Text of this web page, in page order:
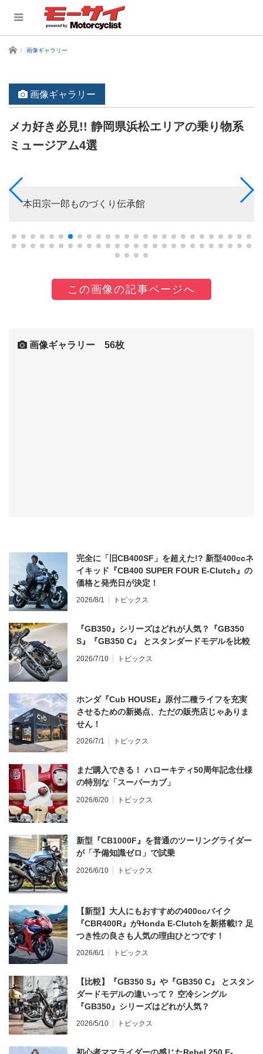
ホーム 画像ギャラリー
画像ギャラリー
メカ好き必見!! 静岡県浜松エリアの乗り物系
ミュージアム4選
本田宗一郎ものづくり伝承館
この画像の記事ページへ
画像ギャラリー 56枚
完全に「旧CB400SF」を超えた!? 新型400ccネ
イキッド『CB400 SUPER FOUR E-Clutch』の
価格と発売日が決定！
2026/8/1 トピックス
『GB350』シリーズはどれが人気？『GB350
S』『GB350 C』 とスタンダードモデルを比較
2026/7/10 トピックス
ホンダ『Cub HOUSE』原付二種ライフを充実
させるための新拠点、ただの販売店じゃありま
せん！
2026/7/1 トピックス
まだ購入できる！ ハローキティ50周年記念仕様
の特別な「スーパーカブ」
2026/6/20 トピックス
新型『CB1000F』を普通のツーリングライダー
が「予備知識ゼロ」で試乗
2026/6/10 トピックス
【新型】大人にもおすすめの400ccバイク
『CBR400R』がHonda E-Clutchを新搭載!? 足
つき性の良さも人気の理由ひとつです！
2026/6/1 トピックス
【比較】『GB350 S』や『GB350 C』 とスタン
ダードモデルの違いって？ 空冷シングル
『GB350』シリーズはどれが人気？
2026/5/10 トピックス
初心者ママライダーの感じたRebel 250 E-